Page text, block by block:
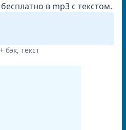
в mp3 с текстом.
бэк, текст